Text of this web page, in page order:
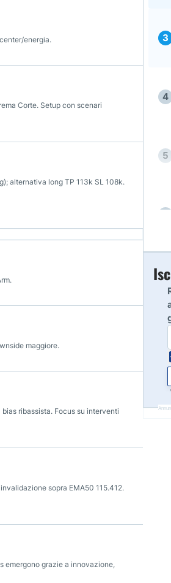
energia.
Corte. Setup con scenari
alternativa long TP 113k SL 108k.
maggiore.
bias ribassista. Focus su interventi
sopra EMA50 115.412.
emergono grazie a innovazione,
3
4
5
7